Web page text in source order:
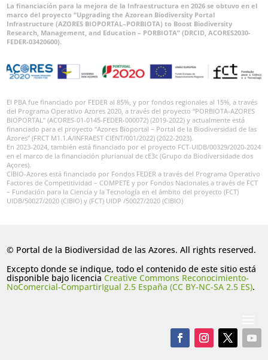
La financiación para la mejora de la Infraestructura en 2026 se obtuvo en el
marco del proyecto “Upgrading the Azorean Biodiversity Portal
Infrastructure (AZORES BIOPORTAL–PORBIOTA) to Boost Biodiversity
Research, Management, and Education – PORBIOTA” (DRCID, ACORES2030-
FEDER-03420600).
El PBA fue financiado por FEDER al 85%, y por fondos regionales al 15%, a través
del Programa Operativo Azores 2020, a través del proyecto “PORBIOTA-AZORES
BIOPORTAL” (ACORES-01-0145-FEDER-000072) (2019-2022) y actualmente está
financiado para el proyecto “Azores Bioportal – Portal de la Biodiversidad de las
Azores” (FRCT M1.1.A/INFRAEST CIENT/001/2022) (2022-2023).
En 2023-2024, también está financiado por el proyecto FCT-UIDB/00329/2020-2024
en el marco de la financiación plurianual de cE3c (Grupo da Biodiversidade dos
Açores).
CIBIO-Azores está financiado por Fondos FEDER a través del Programa Operativo
Factores de Competitividad – COMPETE y por Fondos Nacionales a través de FCT
– Fundación para la Ciencia y la Tecnología en el ámbito del proyecto (FCT)
UIDB/50027/2020 (CIBIO) y (FCT) UIDP /50027/2020 (CIBIO)
© Portal de la Biodiversidad de las Azores. All rights reserved.
Excepto donde se indique, todo el contenido de este sitio está
disponible bajo licenciaCreative Commons Reconocimiento-
NoComercial-CompartirIgual 2.5 España (CC BY-NC-SA 2.5 ES).